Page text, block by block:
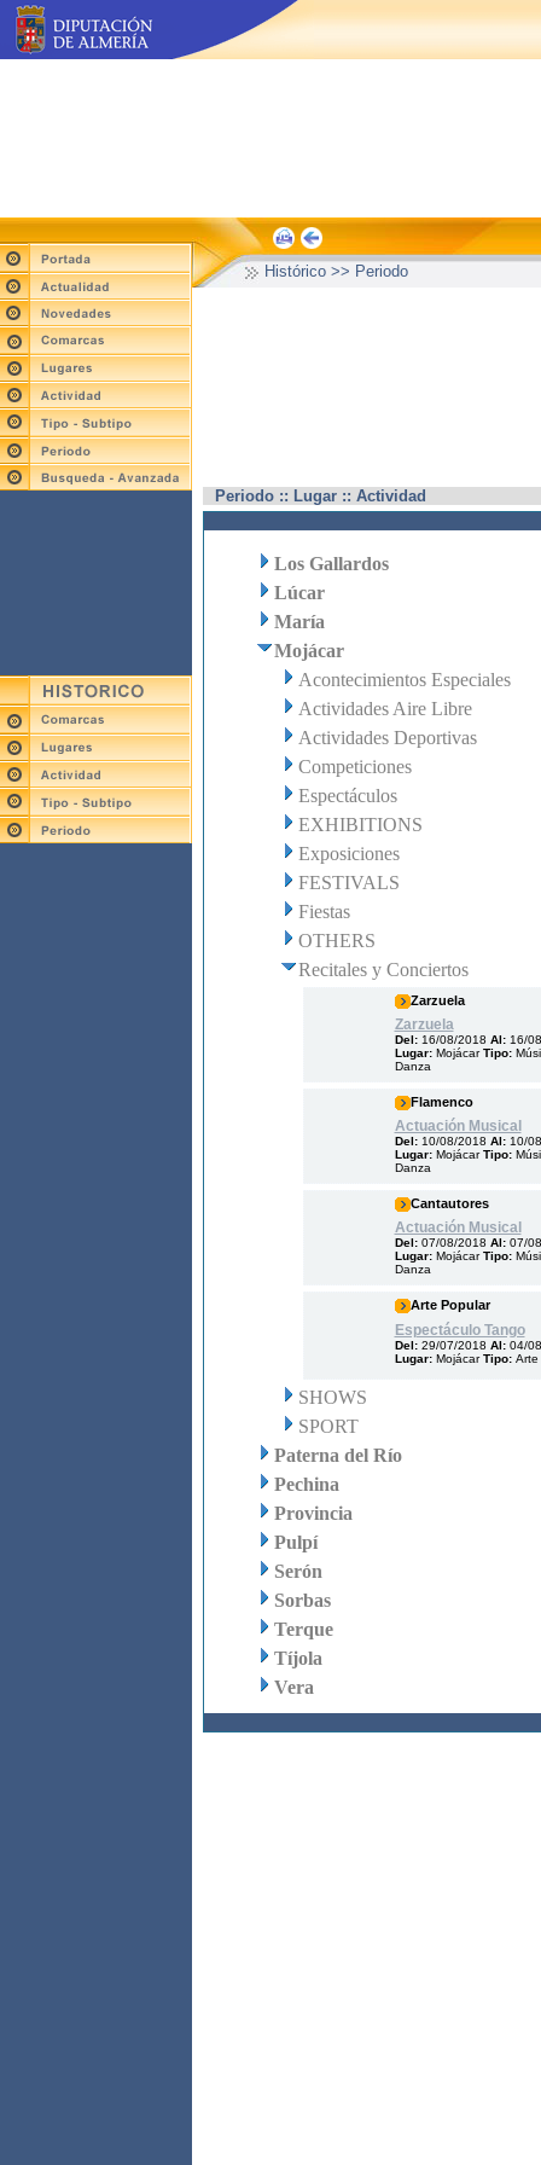
Histórico >> Periodo
Periodo :: Lugar :: Actividad
Los Gallardos
Lúcar
María
Mojácar
Acontecimientos Especiales
Actividades Aire Libre
Actividades Deportivas
Competiciones
Espectáculos
EXHIBITIONS
Exposiciones
FESTIVALS
Fiestas
OTHERS
Recitales y Conciertos
Zarzuela
Zarzuela
Del: 16/08/2018 Al: 16/
Lugar: MojácarTipo:
Danza
Flamenco
Actuación Musical
Del: 10/08/2018 Al: 10/
Lugar: MojácarTipo:
Danza
Cantautores
Actuación Musical
Del: 07/08/2018 Al: 07/
Lugar: MojácarTipo:
Danza
Arte Popular
Espectáculo Tango
Del: 29/07/2018 Al: 04/
Lugar: MojácarTipo: Arte
SHOWS
SPORT
Paterna del Río
Pechina
Provincia
Pulpí
Serón
Sorbas
Terque
Tíjola
Vera